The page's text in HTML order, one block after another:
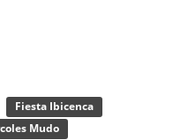
Fiesta Ibicenca
Mudo